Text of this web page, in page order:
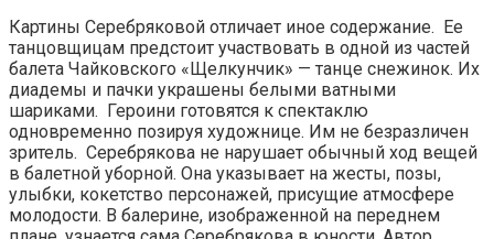
Картины Серебряковой отличает иное содержание. Ее
танцовщицам предстоит участвовать в одной из частей
балета Чайковского «Щелкунчик» — танце снежинок. Их
диадемы и пачки украшены белыми ватными
шариками. Героини готовятся к спектаклю
одновременно позируя художнице. Им не безразличен
зритель. Серебрякова не нарушает обычный ход вещей
в балетной уборной. Она указывает на жесты, позы,
улыбки, кокетство персонажей, присущие атмосфере
молодости. В балерине, изображенной на переднем